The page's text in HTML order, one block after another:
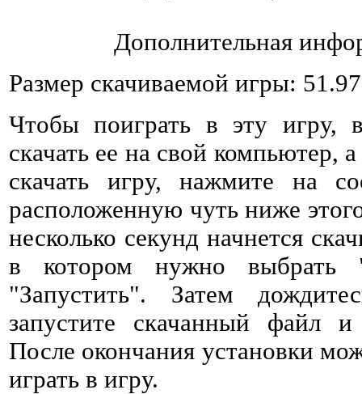
Дополнительная
Размер скачиваемой игры:
Чтобы поиграть в эту игру,
скачать ее на свой компьютер,
скачать игру, нажмите на
расположенную чуть ниже
несколько секунд начнется
в котором нужно выбрать
"Запустить". Затем
запустите скачанный файл и
После окончания установки
играть в игру.